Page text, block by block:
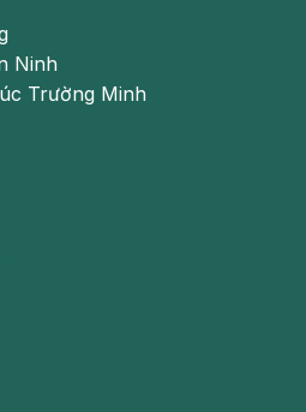
Ninh
Trường Minh